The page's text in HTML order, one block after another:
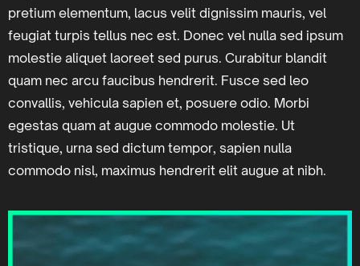
pretium elementum, lacus velit dignissim mauris, vel
feugiat turpis tellus nec est. Donec vel nulla sed ipsum
molestie aliquet laoreet sed purus. Curabitur blandit
quam nec arcu faucibus hendrerit. Fusce sed leo
convallis, vehicula sapien et, posuere odio. Morbi
egestas quam at augue commodo molestie. Ut
tristique, urna sed dictum tempor, sapien nulla
commodo nisl, maximus hendrerit elit augue at nibh.